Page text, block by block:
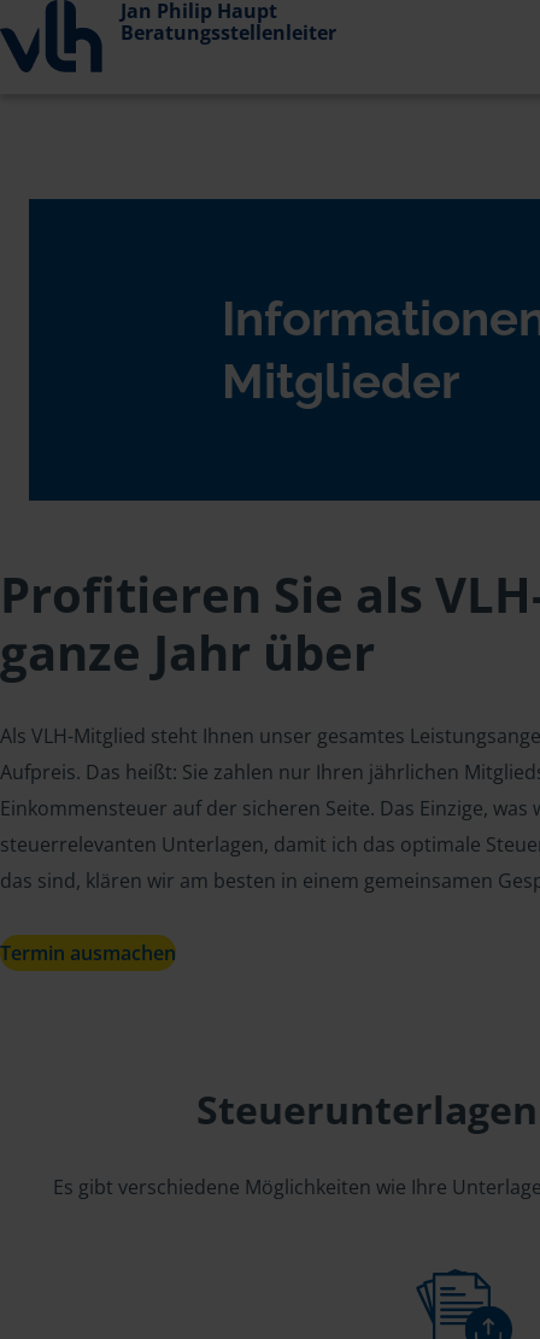
Jan Philip Haupt
Beratungsstellenleiter
Mitglieder
Profitieren Sie als
ganze Jahr über
Als VLH-Mitglied steht Ihnen unser gesamtes
Aufpreis. Das heißt: Sie zahlen nur Ihren jährlichen
Einkommensteuer auf der sicheren Seite. Das Einzige,
steuerrelevanten Unterlagen, damit ich das optimale
das sind, klären wir am besten in einem gemeinsamen
Termin ausmachen
Es gibt verschiedene Möglichkeiten wie Ihre